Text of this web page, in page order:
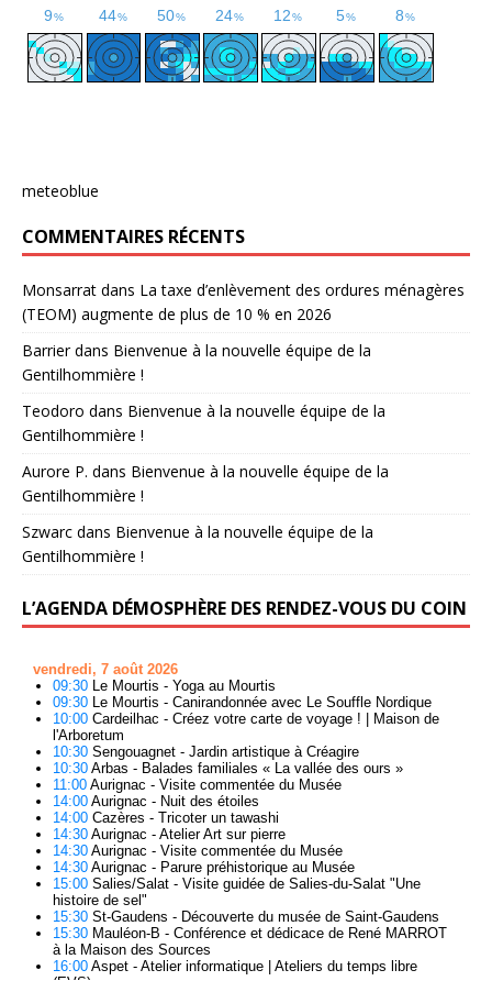
meteoblue
COMMENTAIRES RÉCENTS
Monsarrat dans La taxe d’enlèvement des ordures ménagères
(TEOM) augmente de plus de 10 % en 2026
Barrierdans Bienvenue à la nouvelle équipe de la
Gentilhommière !
Teodoro dans Bienvenue à la nouvelle équipe de la
Gentilhommière !
Aurore P. dans Bienvenue à la nouvelle équipe de la
Gentilhommière !
Szwarc dans Bienvenue à la nouvelle équipe de la
Gentilhommière !
L’AGENDA DÉMOSPHÈRE DES RENDEZ-VOUS DU COIN